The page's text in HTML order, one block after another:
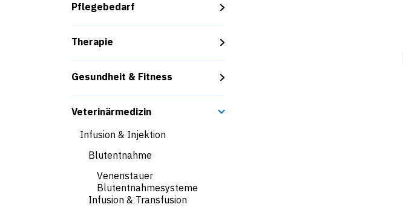
Pflegebedarf
Therapie
Gesundheit & Fitness
Veterinärmedizin
Infusion & Injektion
Blutentnahme
Venenstauer
Blutentnahmesysteme
Infusion & Transfusion